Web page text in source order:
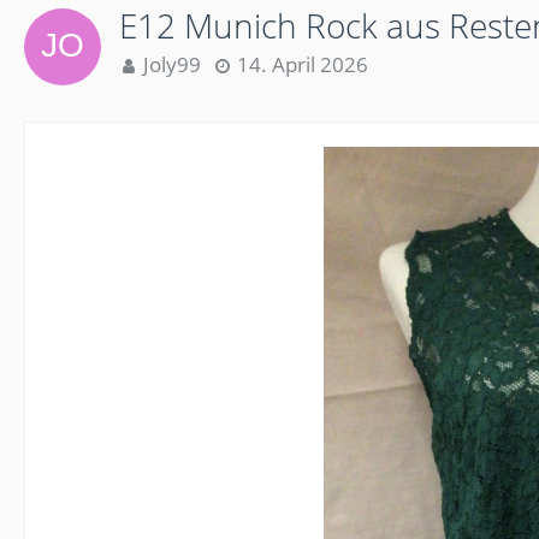
E12 Munich Rock aus
Joly99 14. April 2026